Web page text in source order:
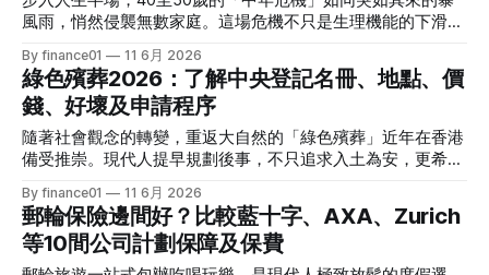
它觸動的是身份認同、家庭角色和對未來的期望。正因如此，
了解可用的資源、補助及出路，是走出困境的第一步。 第一
步：緊急財務安排 失業初期，現金流管理最為關鍵。在正式
申請長期援助之前，以下幾個緊急選項可先考慮： 公益金及
時雨基金 這是針對突發性經濟困難
隨着「積金易」（eMPF）平台於2026年初完成全港所有受託
人的全面接入，港府近年大力推動的強積金「全自由行」
（Full Portability）亦於2026年正式分階段落實。 這項被譽為
強積金制度建立二十多年來最顛覆性的改革，徹底打破了以往
由僱主主導強積金帳戶的舊格局。在2026年的今天，打工仔
何本質上的不同？以下為你奉上最全面的實用指南。 一分鐘
搞懂概念：什麼是「半自由行」與「全自由行」？ 要享受政
策紅利，首先必須分清強積金帳戶內的不同供款結構。
風雨，悄然侵襲無數家庭。這場危機不只是生理機能的下滑，
及各大本地討論區網民的血淚分享，男與女面對中年危機的表
現與痛點大相徑庭。本文將深挖男女在失業、婚姻與外遇中的
不同心態，赤裸呈現香港熟齡族的身心修羅場。 中年危機的
男女本質：男怕「無能」，女怕「無價值」 在香港這個高
壓、凡事講求效率與成就的社會中，中年危機（Midlife
Crisis）對男女的打擊核心有着本質上的結構性差異。 * 男性
的核心焦慮：控制權與競爭力的流失（男怕無能）男性的社會
化教育自幼便將「成功、財富、性能力、家庭頂梁柱」與其男
性尊嚴（Ego）死死綁定。步入中年，體力下滑、晨勃減少、
By finance01 11 6月 2026
綠色殯葬2026：了解中央登記名冊、地點、價
錢、好壞及申請程序
隨著社會觀念的轉變，重返大自然的「綠色殯葬」近年在香港
備受推崇。現代人提早規劃後事，不只追求入土為安，更希望
您全面拆解政府「中央登記名冊」的運作、全港熱門地點、近
乎零成本的價錢、利弊分析及完整的申請程序，助您優雅規劃
圓滿的生命謝幕。 甚麼是綠色殯葬？核心觀念與中央登記名
冊 「生於自然，歸於自然。」綠色殯葬是指在處理先人骨灰
By finance01 11 6月 2026
郵輪保險邊間好？比較藍十字、AXA、Zurich
等10間公司計劃保障及保費